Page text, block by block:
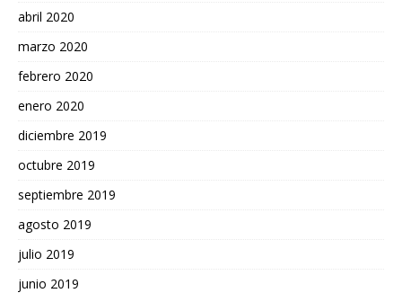
abril 2020
marzo 2020
febrero 2020
enero 2020
diciembre 2019
octubre 2019
septiembre 2019
agosto 2019
julio 2019
junio 2019